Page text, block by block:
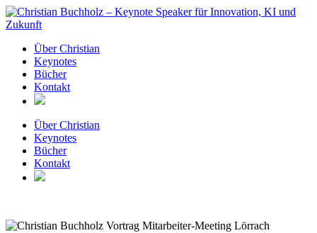
Zum
Inhalt
Über Christian
Keynotes
Bücher
Kontakt
Über Christian
Keynotes
Bücher
Kontakt